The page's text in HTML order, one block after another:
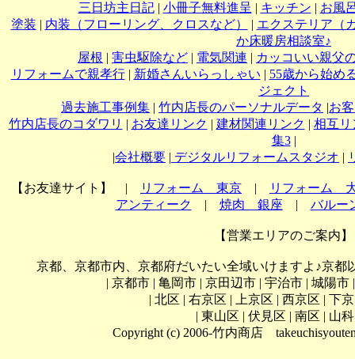
三日坊主日記| 小冊子無料進呈 | キッチン | お風
塗装 | 内装（フローリング、クロスなど） | エクステリア（
か床暖房相談室♪
屋根 | 害虫駆除など | 電気関連 | カッコいい親父
リフォームで親孝行| 新婚さんいらっしゃい | 55歳から始め
ジェクト
過去施工事例集 | 竹内店長のパーソナルデータ |お
竹内店長のコダワリ | お友達リンク | 建材関連リンク | 相互
集3|
|会社概要 | デジタルリフォームスタジオ |
【お友達サイト】 | リフォーム 東京 |
リフォーム
アンティーク | 焼肉 銀座 | バルー
【営業エリアのご案内】
京都、京都市内、京都府だいたい全域いけますよ♪京都
| 京都市 | 亀岡市 | 京田辺市 | 宇治市 | 城陽市
| 北区 | 右京区 | 上京区 | 西京区 | 下
| 東山区 | 伏見区 | 南区 | 山
Copyright (c) 2006-竹内商店